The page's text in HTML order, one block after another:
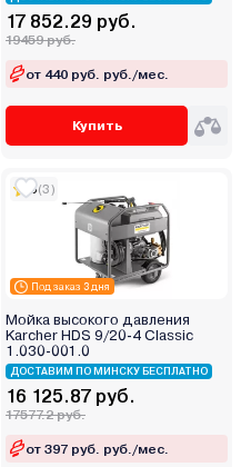
17 852.29 руб.
19459 руб.
от 440 руб. руб./мес.
Купить
Под заказ 3 дня
5(3)
Мойка высокого давления
Karcher HDS 9/20-4 Classic
1.030-001.0
ДОСТАВИМ ПО МИНСКУ БЕСПЛАТНО
16 125.87 руб.
17577.2 руб.
от 397 руб. руб./мес.